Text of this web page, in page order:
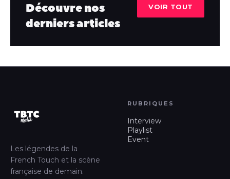
Découvre nos
derniers articles
VOIR TOUT
Les légendes de la
French Touch et la scène
française de demain.
RUBRIQUES
Interview
Playlist
Event